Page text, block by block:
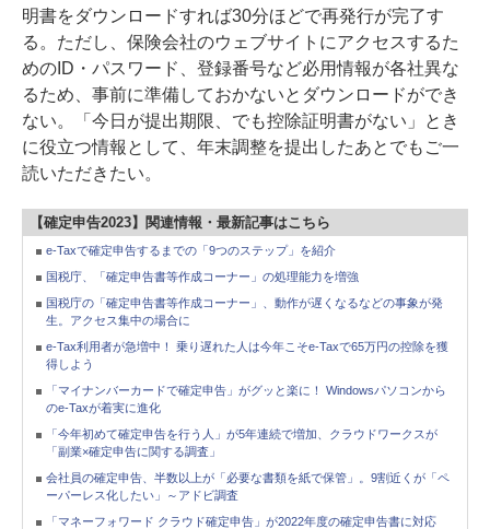
明書をダウンロードすれば30分ほどで再発行が完了す
る。ただし、保険会社のウェブサイトにアクセスするた
めのID・パスワード、登録番号など必用情報が各社異な
るため、事前に準備しておかないとダウンロードができ
ない。「今日が提出期限、でも控除証明書がない」とき
に役立つ情報として、年末調整を提出したあとでもご一
読いただきたい。
【確定申告2023】関連情報・最新記事はこちら
e-Taxで確定申告するまでの「9つのステップ」を紹介
国税庁、「確定申告書等作成コーナー」の処理能力を増強
国税庁の「確定申告書等作成コーナー」、動作が遅くなるなどの事象が発
生。アクセス集中の場合に
e-Tax利用者が急増中！ 乗り遅れた人は今年こそe-Taxで65万円の控除を獲
得しよう
「マイナンバーカードで確定申告」がグッと楽に！ Windowsパソコンから
のe-Taxが着実に進化
「今年初めて確定申告を行う人」が5年連続で増加、クラウドワークスが
「副業×確定申告に関する調査」
会社員の確定申告、半数以上が「必要な書類を紙で保管」。9割近くが「ペ
ーパーレス化したい」～アドビ調査
「マネーフォワード クラウド確定申告」が2022年度の確定申告書に対応